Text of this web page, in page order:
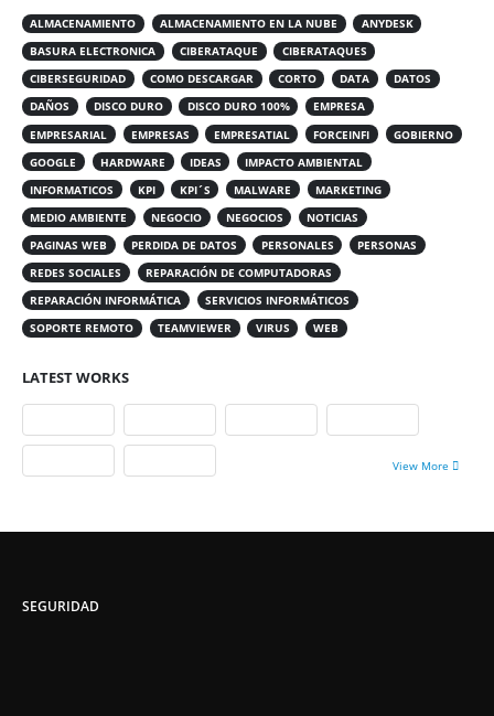
ALMACENAMIENTO ALMACENAMIENTO EN LA NUBE
ANYDESK
BASURA ELECTRONICA
CIBERATAQUE
CIBERATAQUES
CIBERSEGURIDAD
COMO DESCARGAR CORTO DATA
DATOS
DAÑOS
DISCO DURO DISCO DURO 100%
EMPRESA
EMPRESARIAL
EMPRESAS EMPRESATIAL FORCEINFI
GOBIERNO
GOOGLE
HARDWARE IDEAS
IMPACTO AMBIENTAL
INFORMATICOS
KPI KPI´S MALWARE
MARKETING
MEDIO AMBIENTE
NEGOCIO NEGOCIOS
NOTICIAS
PAGINAS WEB
PERDIDA DE DATOS PERSONALES
PERSONAS
REDES SOCIALES
REPARACIÓN DE COMPUTADORAS
REPARACIÓN INFORMÁTICA
SERVICIOS INFORMÁTICOS
SOPORTE REMOTO
TEAMVIEWER VIRUS WEB
LATEST WORKS
View More
SEGURIDAD